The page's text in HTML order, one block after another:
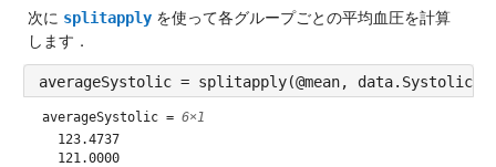
次に splitapply を使って各グループごとの平均血圧を計算
します．
averageSystolic = splitapply(@mean, data.Systolic,
averageSystolic = 6×1
  123.4737
  121.0000